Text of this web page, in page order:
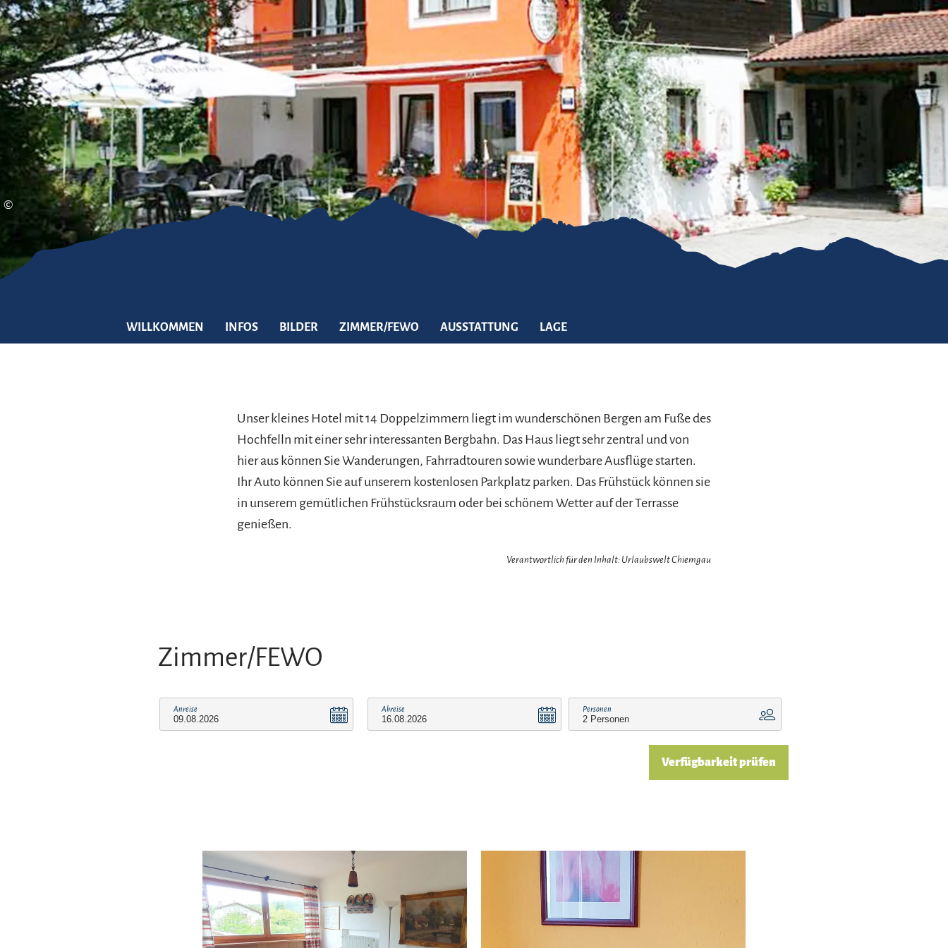
Gleitschirmfliegen &
Luftsport
Interaktive Vollbildkarte
Barrierefreiheit im
Chiemgau
Chiemgau G'schichten
©
WILLKOMMEN INFOS BILDER ZIMMER/FEWO AUSSTATTUNG LAGE
Unser kleines Hotel mit 14 Doppelzimmern liegt im wunderschönen Bergen am Fuße des
Hochfelln mit einer sehr interessanten Bergbahn. Das Haus liegt sehr zentral und von
hier aus können Sie Wanderungen, Fahrradtouren sowie wunderbare Ausflüge starten.
Ihr Auto können Sie auf unserem kostenlosen Parkplatz parken. Das Frühstück können sie
in unserem gemütlichen Frühstücksraum oder bei schönem Wetter auf der Terrasse
genießen.
Verantwortlich für den Inhalt: Urlaubswelt Chiemgau
Zimmer/FEWO
Anreise Abreise Personen
Verfügbarkeit prüfen